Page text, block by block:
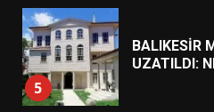
5
BALIKESİR
UZATILDI: